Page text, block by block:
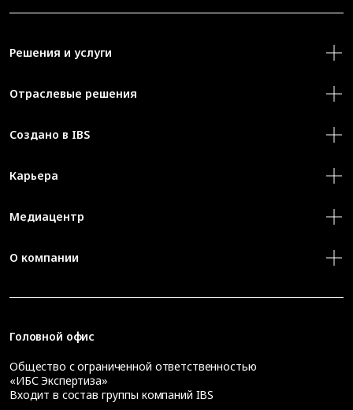
Решения и услуги
Отраслевые решения
Создано в IBS
Карьера
Медиацентр
О компании
Головной офис
Общество с ограниченной ответственностью
«ИБС Экспертиза»
Входит в состав группы компаний IBS